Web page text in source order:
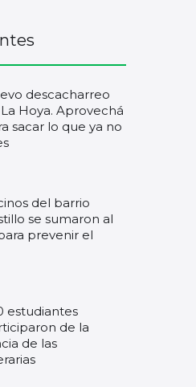
descacharreo
Hoya. Aprovechá
sacar lo que ya no
del barrio
se sumaron al
prevenir el
estudiantes
de la
de las